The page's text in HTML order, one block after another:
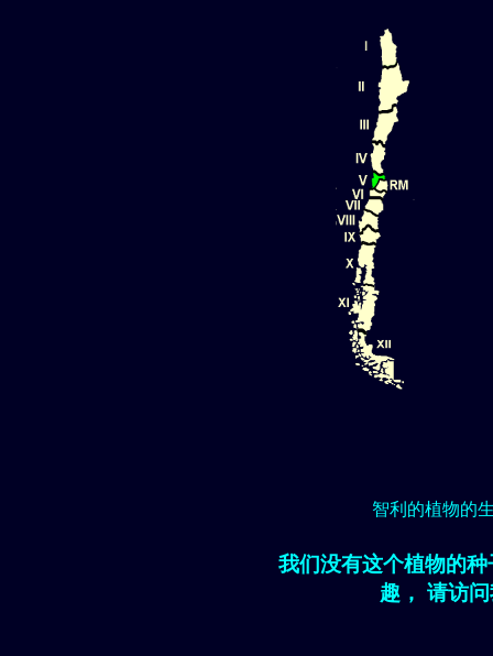
智利的植物的
我们没有这个植物的
趣， 请访